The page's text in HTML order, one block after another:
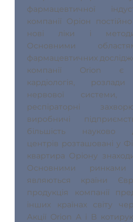
фармацевтичної
компанії Оріон
нові ліки і методи
Основними
фармацевтичних
компанії Orion є
кардіологія,
нервової системи,
респіраторні
виробничі
більшість науково
центрів розташовані у
квартира Оріону
Основними
являються країни
продукція компанії
інших країнах світу
Акції Orion A і B